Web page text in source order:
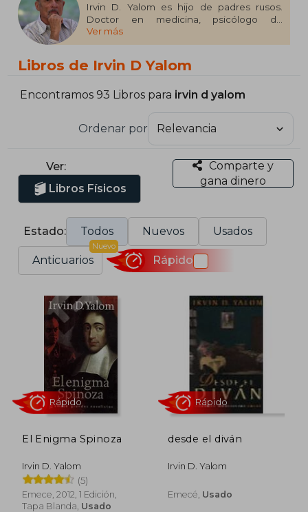
Irvin D. Yalom es hijo de padres rusos.
Doctor en medicina, psicólogo de
profesión y profesor de psiquiatría en la
prestigiosa universidad de Stanford, sus
valido un gran reconocimiento. Es autor de
año con Schopenhauer, traducidas en
cientos de miles de ejemplares por la
recomendación de los lectores.
Ver más
Libros de Irvin D Yalom
Encontramos 93 Libros para irvin d yalom
Ordenar por
Ver:
Libros Físicos
Comparte y
gana dinero
Estado: Todos Nuevos Usados
Anticuarios
Nuevo
Rápido
El Enigma Spinoza
Irvin D. Yalom
(5)
Emece, 2012, 1 Edición,
Tapa Blanda, Usado
Rápido
desde el diván
Irvin D. Yalom
Emecé, Usado